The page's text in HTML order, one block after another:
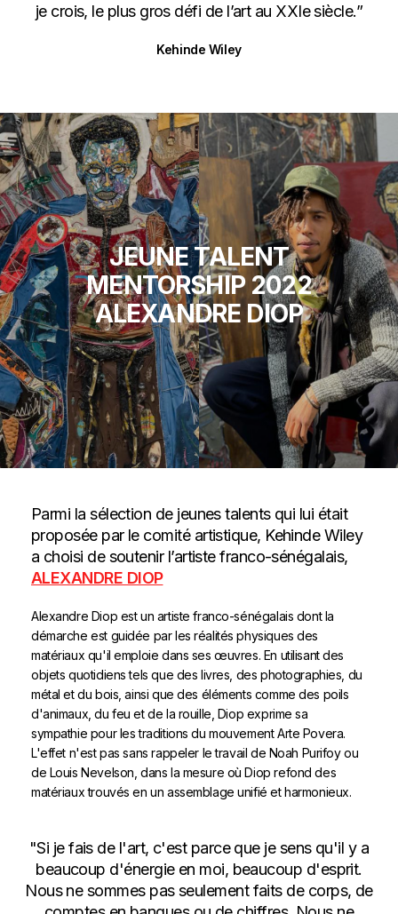
je crois, le plus gros défi de l’art au XXIe siècle.”
Kehinde Wiley
JEUNE TALENT
MENTORSHIP 2022
ALEXANDRE DIOP
Parmi la sélection de jeunes talents qui lui était
proposée par le comité artistique, Kehinde Wiley
a choisi de soutenir l’artiste franco-sénégalais,
ALEXANDRE DIOP
Alexandre Diop est un artiste franco-sénégalais dont la
démarche est guidée par les réalités physiques des
matériaux qu'il emploie dans ses œuvres. En utilisant des
objets quotidiens tels que des livres, des photographies, du
métal et du bois, ainsi que des éléments comme des poils
d'animaux, du feu et de la rouille, Diop exprime sa
sympathie pour les traditions du mouvement Arte Povera.
L'effet n'est pas sans rappeler le travail de Noah Purifoy ou
de Louis Nevelson, dans la mesure où Diop refond des
matériaux trouvés en un assemblage unifié et harmonieux.
"Si je fais de l'art, c'est parce que je sens qu'il y a
beaucoup d'énergie en moi, beaucoup d'esprit.
Nous ne sommes pas seulement faits de corps, de